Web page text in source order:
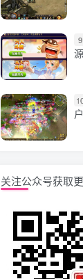
9
关注公众号获取